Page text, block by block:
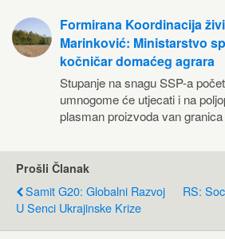
Formirana Koordinacija
Marinković: Ministarstvo
kočničar domaćeg agrara
Stupanje na snagu SSP-a
umnogome će utjecati i na
plasman proizvoda van
Prošli Članak
Samit G20: Globalni Razvoj
U Senci Ukrajinske Krize
RS: